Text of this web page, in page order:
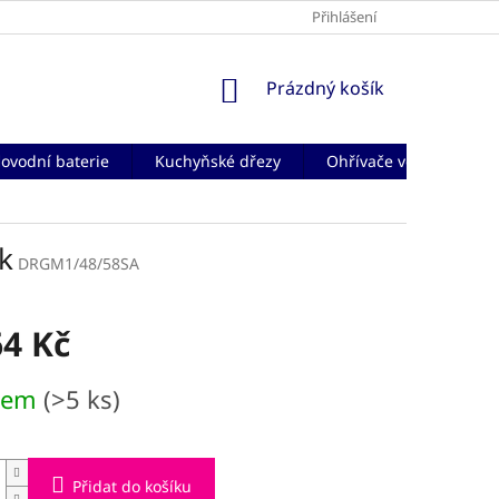
Přihlášení
NÁKUPNÍ
Prázdný košík
baterie Kuchyňské dřezy Ohřívače vody
DRGM1/48/58SA
Kč
(>5 ks)
Přidat do košíku